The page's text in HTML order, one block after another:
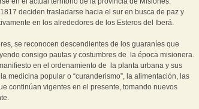
deciden trasladarse hacia el sur en busca de paz y
en los alrededores de los Esteros del Iberá.
se reconocen descendientes de los guaraníes que
consigo pautas y costumbres de la época misionera.
en el ordenamiento de la planta urbana y sus
medicina popular o “curanderismo”, la alimentación, las
continúan vigentes en el presente, tomando nuevos